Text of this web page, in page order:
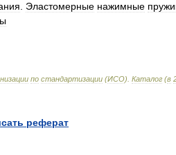
Эластомерные нажимные
по стандартизации (ИСО). Каталог (в
реферат